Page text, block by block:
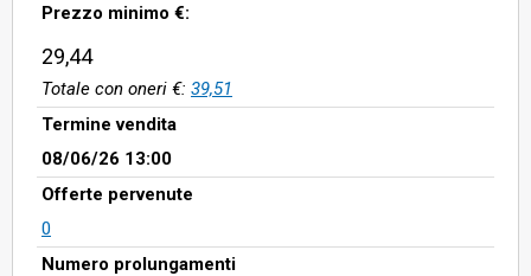
Prezzo minimo €:
29,44
Totale con oneri €: 39,51
Termine vendita
08/06/26 13:00
Offerte pervenute
0
Numero prolungamenti